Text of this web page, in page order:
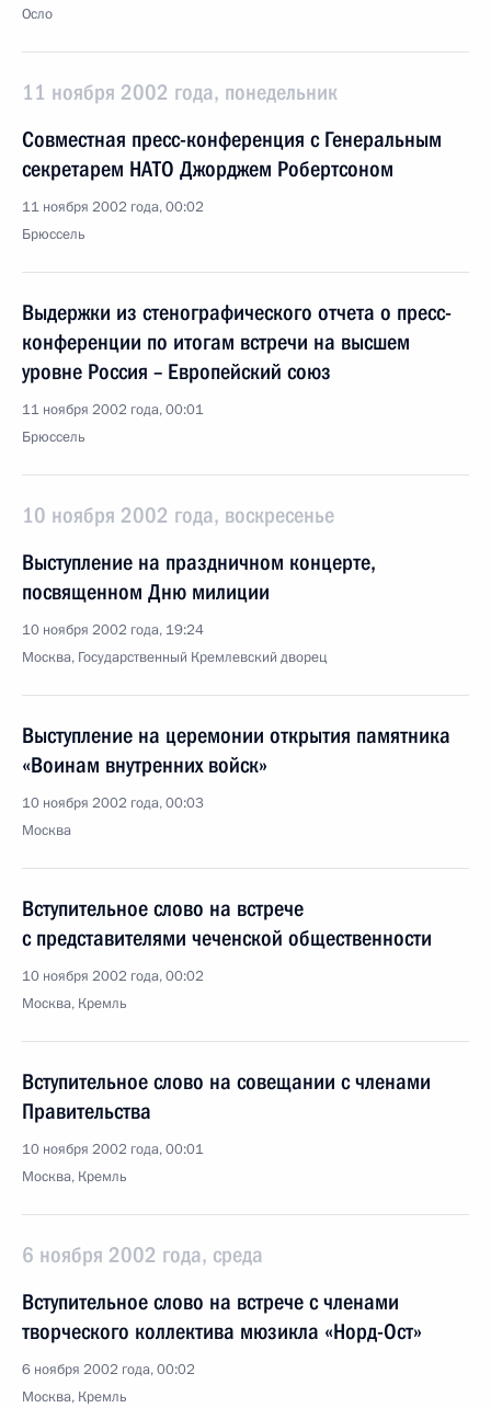
Осло
11 ноября 2002 года, понедельник
Совместная пресс-конференция с Генеральным
секретарем НАТО Джорджем Робертсоном
11 ноября 2002 года, 00:02
Брюссель
Выдержки из стенографического отчета о пресс-
конференции по итогам встречи на высшем
уровне Россия – Европейский союз
11 ноября 2002 года, 00:01
Брюссель
10 ноября 2002 года, воскресенье
Выступление на праздничном концерте,
посвященном Дню милиции
10 ноября 2002 года, 19:24
Москва, Государственный Кремлевский дворец
Выступление на церемонии открытия памятника
«Воинам внутренних войск»
10 ноября 2002 года, 00:03
Москва
Вступительное слово на встрече
с представителями чеченской общественности
10 ноября 2002 года, 00:02
Москва, Кремль
Вступительное слово на совещании с членами
Правительства
10 ноября 2002 года, 00:01
Москва, Кремль
6 ноября 2002 года, среда
Вступительное слово на встрече с членами
творческого коллектива мюзикла «Норд-Ост»
6 ноября 2002 года, 00:02
Москва, Кремль